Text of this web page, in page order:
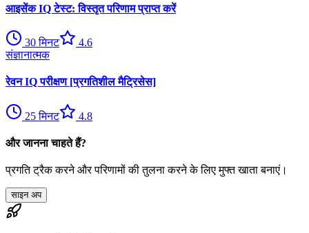
आइसेंक IQ टेस्ट: विस्तृत परिणाम प्राप्त करें
30 मिनट
4.6
संज्ञानात्मक
रेवन IQ परीक्षण [प्रगतिशील मैट्रिसेस]
25 मिनट 4.8
और जानना चाहते हैं?
प्रगति ट्रैक करने और परिणामों की तुलना करने के लिए मुफ्त खाता बनाएं।
साइन अप